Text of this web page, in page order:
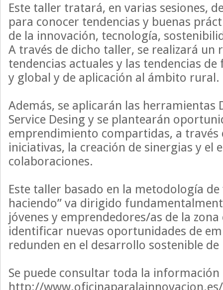
Este taller tratará, en varias sesiones,
para conocer tendencias y buenas
de la innovación, tecnología,
A través de dicho taller, se realizará un
tendencias actuales y las tendencias
y global y de aplicación al ámbito rural.
Además, se aplicarán las herramientas
Service Desing y se plantearán
emprendimiento compartidas, a través
iniciativas, la creación de sinergias y el
colaboraciones.
Este taller basado en la metodología de
haciendo” va dirigido
jóvenes y emprendedores/as de la zona
identificar nuevas oportunidades de
redunden en el desarrollo sostenible
Se puede consultar toda la información
http://